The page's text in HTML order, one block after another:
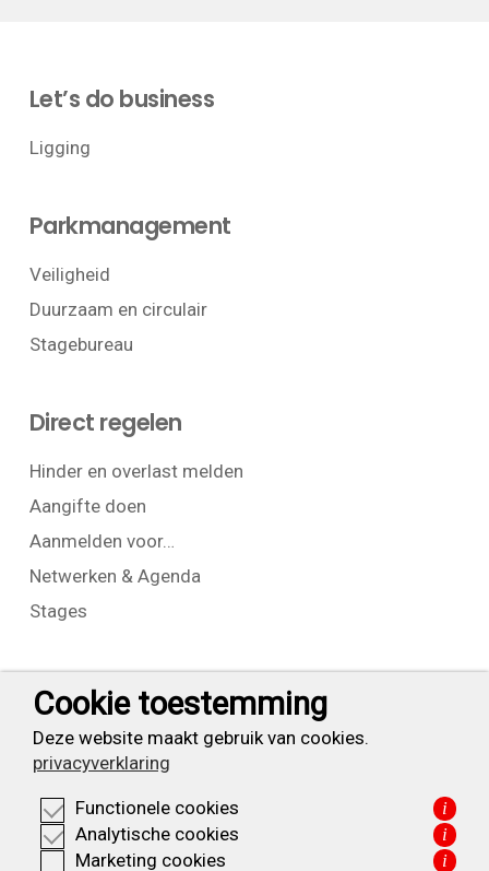
Let’s do business
Ligging
Parkmanagement
Veiligheid
Duurzaam en circulair
Stagebureau
Direct regelen
Hinder en overlast melden
Aangifte doen
Aanmelden voor…
Netwerken & Agenda
Stages
Contact
T:+31 (0) 23 525 7826
KVK: 34332355
BTW: NL820614877B01
Cookie toestemming
Deze website maakt gebruik van cookies.
privacyverklaring
Functionele cookies i
Analytische cookies i
Marketing cookies i